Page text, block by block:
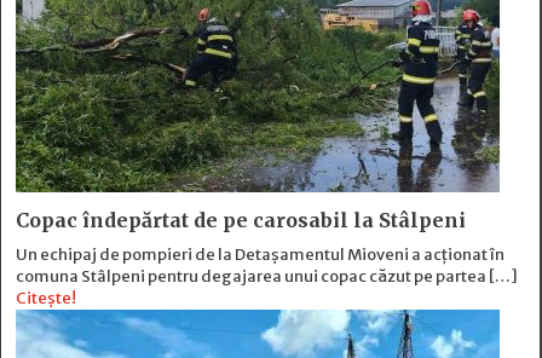
Copac îndepărtat de pe carosabil la Stâlpeni
Un echipaj de pompieri de la Detașamentul Mioveni a acționat în
comuna Stâlpeni pentru degajarea unui copac căzut pe partea […]
Citește!